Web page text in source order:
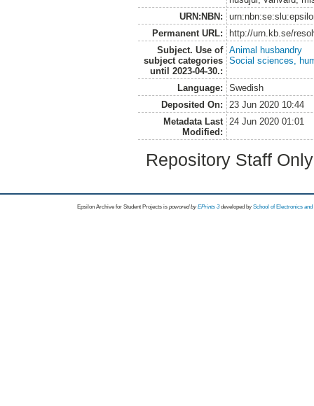
URN:NBN:
Permanent URL:
http://urn.kb.se/
Subject. Use of
subject categories
until 2023-04-30.:
Animal husbandry
Social sciences,
Language:
Swedish
Deposited On:
23 Jun 2020 10:44
Metadata Last
Modified:
24 Jun 2020 01:01
Repository Staff
Epsilon Archive for Student Projects is powored byEPrints 3 developed by School of Electronics